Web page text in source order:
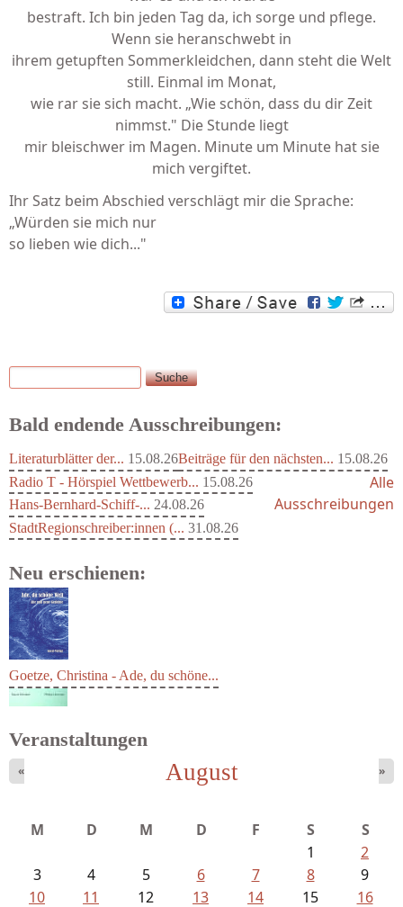
bestraft. Ich bin jeden Tag da, ich sorge und pflege.
Wenn sie heranschwebt in
ihrem getupften Sommerkleidchen, dann steht die Welt
still. Einmal im Monat,
wie rar sie sich macht. „Wie schön, dass du dir Zeit
nimmst." Die Stunde liegt
mir bleischwer im Magen. Minute um Minute hat sie
mich vergiftet.
Ihr Satz beim Abschied verschlägt mir die Sprache:
„Würden sie mich nur
so lieben wie dich..."
Suchformular
Suche
Bald endende Ausschreibungen:
Literaturblätter der... 15.08.26Beiträge für den nächsten... 15.08.26
Radio T - Hörspiel Wettbewerb... 15.08.26
Hans-Bernhard-Schiff-... 24.08.26
StadtRegionschreiber:innen (... 31.08.26
Alle
Ausschreibungen
Neu erschienen:
Goetze, Christina - Ade, du schöne...
Veranstaltungen
August
« »
M D M D F S
S
1
2
3
4 5 6 7 8
9
10
11 12 13 14 15 16